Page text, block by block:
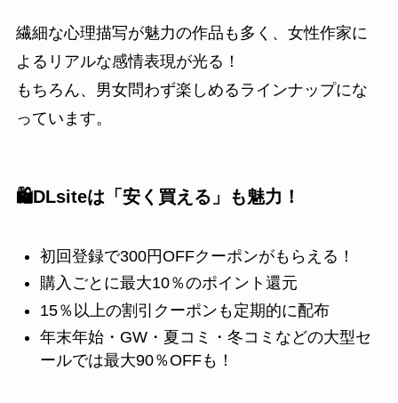
繊細な心理描写が魅力の作品も多く、女性作家に
よるリアルな感情表現が光る！
もちろん、男女問わず楽しめるラインナップにな
っています。
🛍️DLsiteは「安く買える」も魅力！
初回登録で300円OFFクーポンがもらえる！
購入ごとに最大10％のポイント還元
15％以上の割引クーポンも定期的に配布
年末年始・GW・夏コミ・冬コミなどの大型セ
ールでは最大90％OFFも！